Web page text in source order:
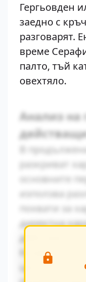
Гергьовден
заедно с
разговарят.
време
палто, тъй
овехтяло.
Анализ на
В
разкриват
основните
използва
похвати за
директна
действия и
Конфликтът
ценности и